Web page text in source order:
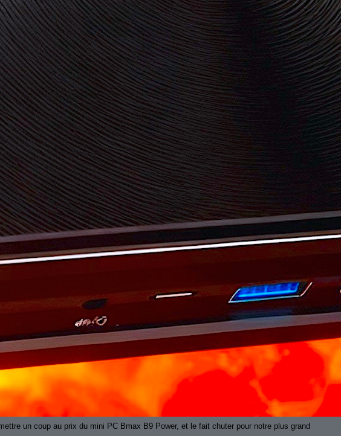
un coup au prix du mini PC Bmax B9 Power, et le fait chuter pour notre plus grand